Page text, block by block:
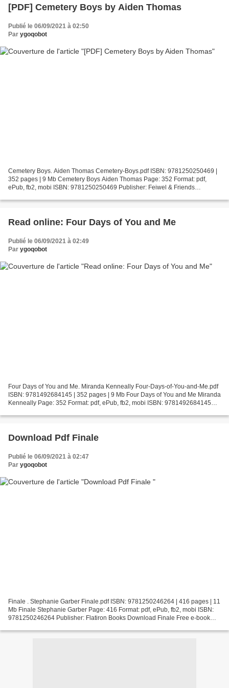
[PDF] Cemetery Boys by Aiden Thomas
Publié le 06/09/2021 à 02:50
Par ygoqobot
Cemetery Boys. Aiden Thomas Cemetery-Boys.pdf ISBN: 9781250250469 |
352 pages | 9 Mb Cemetery Boys Aiden Thomas Page: 352 Format: pdf,
ePub, fb2, mobi ISBN: 9781250250469 Publisher: Feiwel & Friends
Read online: Four Days of You and Me
Publié le 06/09/2021 à 02:49
Par ygoqobot
Four Days of You and Me. Miranda Kenneally Four-Days-of-You-and-Me.pdf
ISBN: 9781492684145 | 352 pages | 9 Mb Four Days of You and Me Miranda
Kenneally Page: 352 Format: pdf, ePub, fb2, mobi ISBN: 9781492684145
Download Pdf Finale
Publié le 06/09/2021 à 02:47
Par ygoqobot
Finale . Stephanie Garber Finale.pdf ISBN: 9781250246264 | 416 pages | 11
Mb Finale Stephanie Garber Page: 416 Format: pdf, ePub, fb2, mobi ISBN:
9781250246264 Publisher: Flatiron Books Download Finale Free e-book